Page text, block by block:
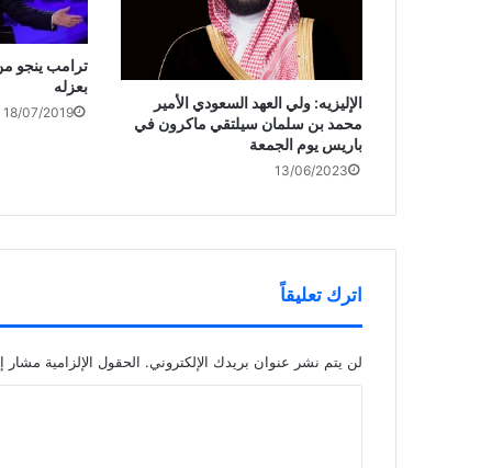
‏الإليزيه: ولي العهد السعودي الأمير
محمد بن سلمان سيلتقي ماكرون في
باريس يوم الجمعة
13/06/2023
ترامب ينجو
بعزله
18/07/2019
اترك تعليقاً
لن يتم نشر عنوان بريدك الإلكتروني. الحقول الإلزامية مشار